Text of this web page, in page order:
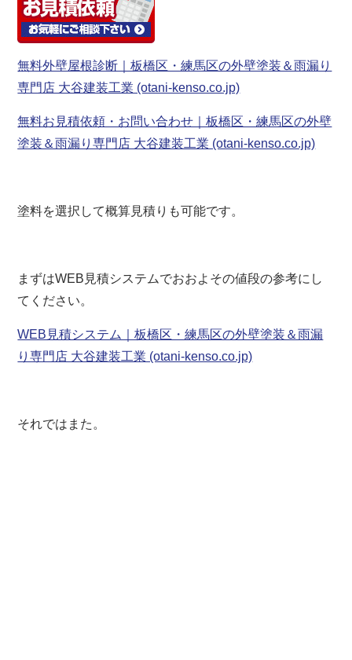
無料外壁屋根診断｜板橋区・練馬区の外壁塗装＆雨漏り
専門店 大谷建装工業 (otani-kenso.co.jp)
無料お見積依頼・お問い合わせ｜板橋区・練馬区の外壁
塗装＆雨漏り専門店 大谷建装工業 (otani-kenso.co.jp)
塗料を選択して概算見積りも可能です。
まずはWEB見積システムでおおよその値段の参考にし
てください。
WEB見積システム｜板橋区・練馬区の外壁塗装＆雨漏
り専門店 大谷建装工業 (otani-kenso.co.jp)
それではまた。